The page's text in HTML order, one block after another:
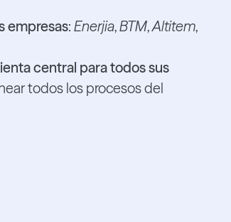
empresas: Enerjia,BTM,Altitem,
central para todos sus
todos los procesos del